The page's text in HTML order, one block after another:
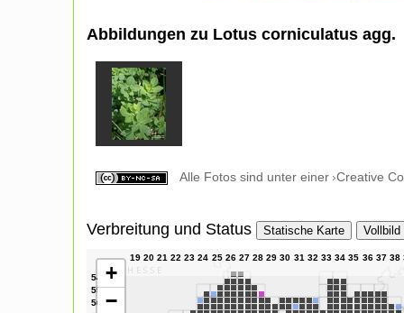
Abbildungen zu Lotus corniculatus agg.
Alle Fotos sind unter einer Creative
Verbreitung und Status Statische Karte Vollbild
+
−